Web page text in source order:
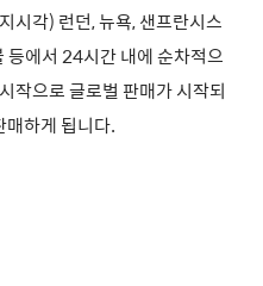
시각) 런던, 뉴욕, 샌프란시스
등에서 24시간 내에 순차적으
작으로 글로벌 판매가 시작되
매하게 됩니다.